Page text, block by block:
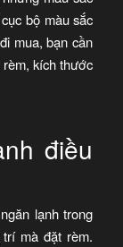
bộ màu sắc
mua, bạn cần
kích thước
điều
lạnh trong
mà đặt rèm.